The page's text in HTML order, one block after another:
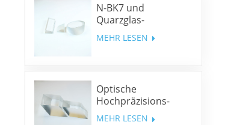
N-BK7 und
Quarzglas-
Keilprismen und
Keilfenster
MEHR LESEN
Optische
Hochpräzisions-
Rhombusprismen
MEHR LESEN